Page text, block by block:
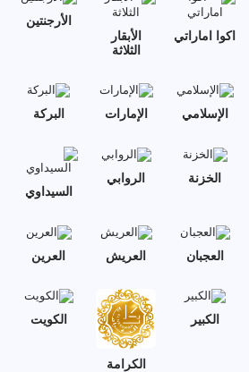
اكوا اماراتي
الأبقار
الثلاثة
الأرجنتين
الإسلامي الإمارات البركة
الخزنة
الروابي
السيداوي
العجبان العريش العرين
الكبير
الكرامة
الكويت